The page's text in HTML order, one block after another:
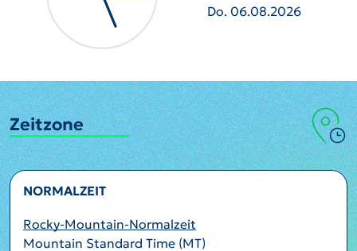
Do. 06.08.2026
Zeitzone
NORMALZEIT
Rocky-Mountain-Normalzeit
Mountain Standard Time (MT)